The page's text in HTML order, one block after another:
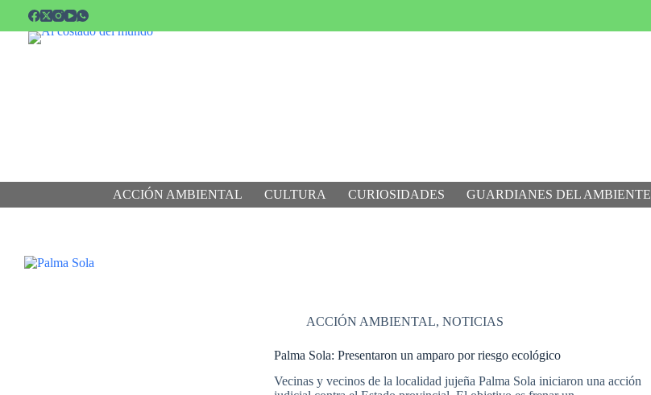
contenido
ACCIÓN AMBIENTAL CULTURA CURIOSIDADES GUARDIANES DEL AMBIENTE
ACCIÓN AMBIENTAL, NOTICIAS
Palma Sola: Presentaron un amparo por riesgo ecológico
Vecinas y vecinos de la localidad jujeña Palma Sola iniciaron una acción